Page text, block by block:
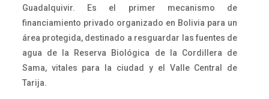
Guadalquivir. Es el primer mecanismo de
financiamiento privado organizado en Bolivia para un
área protegida, destinado a resguardar las fuentes de
agua de la Reserva Biológica de la Cordillera de
Sama, vitales para la ciudad y el Valle Central de
Tarija.